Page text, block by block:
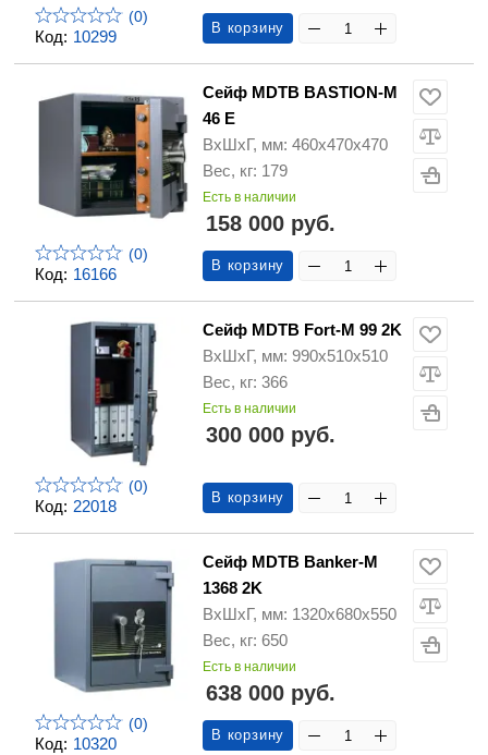
Код: 10299
(0)
В корзину
Код: 16166
(0)
Сейф MDTB BASTION-M
46 E
ВхШхГ, мм: 460х470х470
Вес, кг: 179
Есть в наличии
158 000 руб.
В корзину
Код: 22018
(0)
Сейф MDTB Fort-M 99 2K
ВхШхГ, мм: 990х510х510
Вес, кг: 366
Есть в наличии
300 000 руб.
В корзину
Код: 10320
(0)
Сейф MDTB Banker-M
1368 2K
ВхШхГ, мм: 1320х680х550
Вес, кг: 650
Есть в наличии
638 000 руб.
В корзину